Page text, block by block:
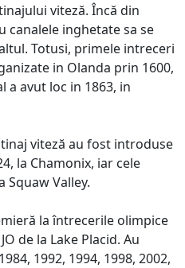
viteză. Încă din
canalele inghetate sa se
Totusi, primele intreceri
in Olanda prin 1600,
a avut loc in 1863, in
viteză au fost introduse
la Chamonix, iar cele
Squaw Valley.
la întrecerile olimpice
de la Lake Placid. Au
1992, 1994, 1998, 2002,